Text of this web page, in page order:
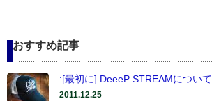
おすすめ記事
:[最初に] DeeeP STREAMについて
2011.12.25